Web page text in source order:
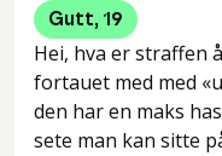
Gutt, 19
Hei, hva er straffen
fortauet med med
den har en maks
sete man kan sitte